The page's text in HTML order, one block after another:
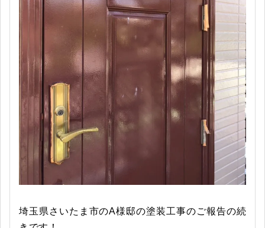
埼玉県さいたま市のA様邸の塗装工事のご報告の続